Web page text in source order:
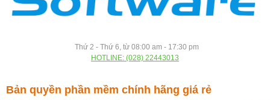
Thứ 2 - Thứ 6, từ 08:00 am - 17:30 pm
HOTLINE: (028) 22443013
Bản quyền phần mềm chính hãng giá rẻ